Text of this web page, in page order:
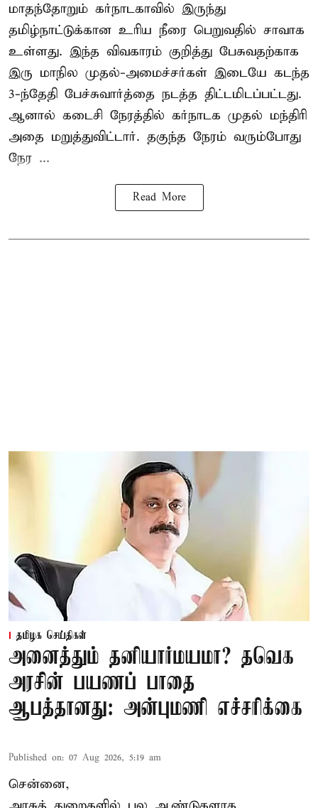
மாதந்தோறும் கர்நாடகாவில் இருந்து
தமிழ்நாட்டுக்கான உரிய நீரை பெறுவதில் சாவாக
உள்ளது. இந்த விவகாரம் குறித்து பேசுவதற்காக
இரு மாநில முதல்-அமைச்சர்கள் இடையே கடந்த
3-ந்தேதி பேச்சுவார்த்தை நடத்த திட்டமிடப்பட்டது.
ஆனால் கடைசி நேரத்தில் கர்நாடக முதல் மந்திரி
அதை மறுத்துவிட்டார். தகுந்த நேரம் வரும்போது
நேர ...
Read More
தமிழக செய்திகள்
அனைத்தும் தனியார்மயமா? தவெக
அரசின் பயணப் பாதை
ஆபத்தானது: அன்புமணி எச்சரிக்கை
Published on: 07 Aug 2026, 5:19 am
சென்னை,